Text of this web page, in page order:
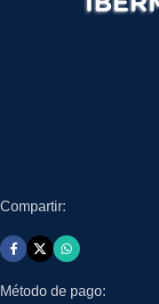
Compartir:
Método de pago: